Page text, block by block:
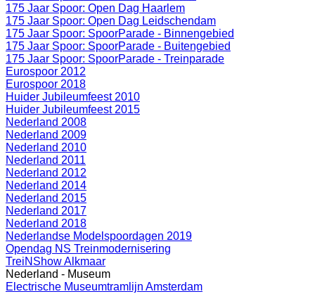
175 Jaar Spoor: Open Dag Haarlem
175 Jaar Spoor: Open Dag Leidschendam
175 Jaar Spoor: SpoorParade - Binnengebied
175 Jaar Spoor: SpoorParade - Buitengebied
175 Jaar Spoor: SpoorParade - Treinparade
Eurospoor 2012
Eurospoor 2018
Huider Jubileumfeest 2010
Huider Jubileumfeest 2015
Nederland 2008
Nederland 2009
Nederland 2010
Nederland 2011
Nederland 2012
Nederland 2014
Nederland 2015
Nederland 2017
Nederland 2018
Nederlandse Modelspoordagen 2019
Opendag NS Treinmodernisering
TreiNShow Alkmaar
Nederland - Museum
Electrische Museumtramlijn Amsterdam